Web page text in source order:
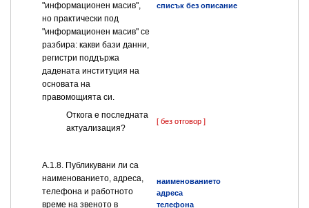
"информационен масив",
но практически под
"информационен масив" се
разбира: какви бази данни,
регистри поддържа
дадената институция на
основата на
правомощията си.
списък без описание
Откога е последната
актуализация?
[ без отговор ]
А.1.8. Публикувани ли са
наименованието, адреса,
телефона и работното
време на звеното в
наименованието
адреса
телефона